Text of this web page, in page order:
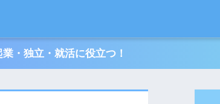
業・独立・就活に役立つ！